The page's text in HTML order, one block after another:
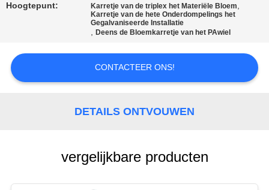
NIEUWS
VRAAG
OFFERTE
SITEMAP
Hoogtepunt: Karretje van de triplex het Materiële Bloem,
Karretje van de hete Onderdompelings het
Gegalvaniseerde Installatie
,Deens de Bloemkarretje van het PAwiel
CONTACTEER ONS!
DETAILS ONTVOUWEN
vergelijkbare producten